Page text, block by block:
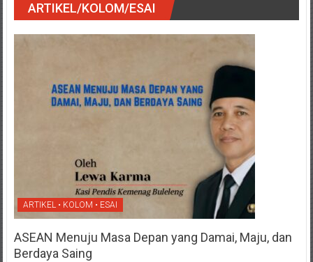
ARTIKEL/KOLOM/ESAI
ARTIKEL • KOLOM • ESAI
ASEAN Menuju Masa Depan yang Damai, Maju, dan
Berdaya Saing